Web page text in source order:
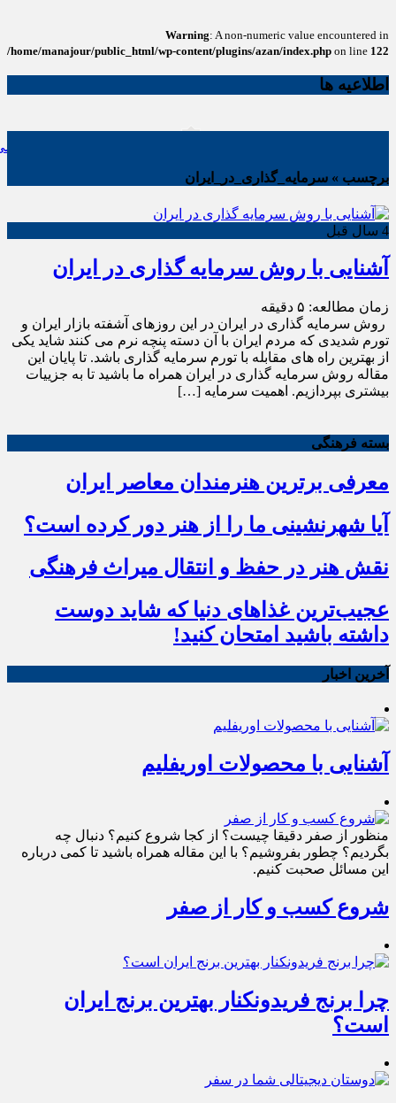
Warning: A non-numeric value encountered in
/home/manajour/public_html/wp-content/plugins/azan/index.php on line 122
اطلاعیه ها
ریشه‌کنی قطعی ساس: بررسی
برچسب » سرمایه_گذاری_در_ایران
4 سال قبل
آشنایی با روش سرمایه گذاری در ایران
زمان مطالعه: ۵ دقیقه
روش سرمایه گذاری در ایران در این روزهای آشفته بازار ایران و
تورم شدیدی که مردم ایران با آن دسته پنچه نرم می کنند شاید یکی
از بهترین راه های مقابله با تورم سرمایه گذاری باشد. تا پایان این
مقاله روش سرمایه گذاری در ایران همراه ما باشید تا به جزییات
بیشتری بپردازیم. اهمیت سرمایه […]
بسته فرهنگی
معرفی برترین هنرمندان معاصر ایران
آیا شهرنشینی ما را از هنر دور کرده است؟
نقش هنر در حفظ و انتقال میراث فرهنگی
عجیب‌ترین غذاهای دنیا که شاید دوست
داشته باشید امتحان کنید!
آخرین اخبار
آشنایی با محصولات اوریفلیم
منظور از صفر دقیقا چیست؟ از کجا شروع کنیم؟ دنبال چه
بگردیم؟ چطور بفروشیم؟ با این مقاله همراه باشید تا کمی درباره
این مسائل صحبت کنیم.
شروع کسب و کار از صفر
چرا برنج فریدونکنار بهترین برنج ایران
است؟